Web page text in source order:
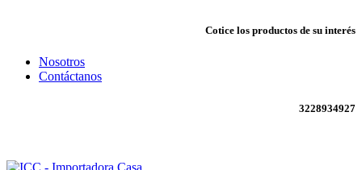
Cotice los productos de su interés
Nosotros
Contáctanos
3228934927